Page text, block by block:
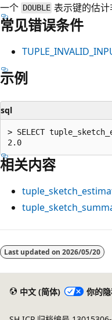
一个 DOUBLE 表示键的估计
常见错误条件
示例
sql
> SELECT
相关内容
阅
读Last updated on 2026/05/20
中文 (简体) 你的